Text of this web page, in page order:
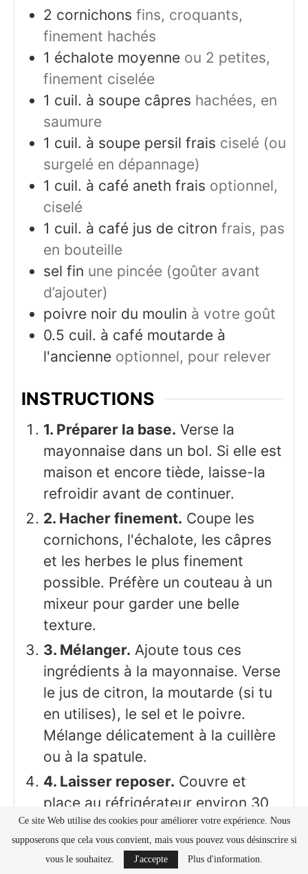
2 cornichons fins, croquants,
finement hachés
1 échalote moyenne ou 2 petites,
finement ciselée
1 cuil. à soupe câpres hachées, en
saumure
1 cuil. à soupe persil frais ciselé (ou
surgelé en dépannage)
1 cuil. à café aneth frais optionnel,
ciselé
1 cuil. à café jus de citron frais, pas
en bouteille
sel fin une pincée (goûter avant
d’ajouter)
poivre noir du moulin à votre goût
0.5 cuil. à café moutarde à
l'ancienne optionnel, pour relever
INSTRUCTIONS
1. Préparer la base. Verse la
mayonnaise dans un bol. Si elle est
maison et encore tiède, laisse-la
refroidir avant de continuer.
2. Hacher finement. Coupe les
cornichons, l'échalote, les câpres
et les herbes le plus finement
possible. Préfère un couteau à un
mixeur pour garder une belle
texture.
3. Mélanger. Ajoute tous ces
ingrédients à la mayonnaise. Verse
le jus de citron, la moutarde (si tu
en utilises), le sel et le poivre.
Mélange délicatement à la cuillère
ou à la spatule.
4. Laisser reposer. Couvre et
place au réfrigérateur environ 30
minutes pour que toutes les
saveurs se développent.
Ce site Web utilise des cookies pour améliorer votre expérience. Nous
supposerons que cela vous convient, mais vous pouvez vous désinscrire si
vous le souhaitez.
J'accepte Plus d'information.